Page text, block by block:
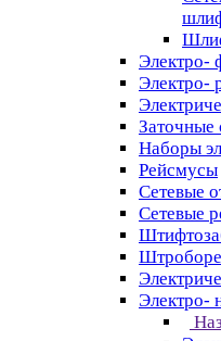
Электро-
Электро-
Заточные
Наборы
Рейсмусы
Сетевые
Сетевые
Электро-